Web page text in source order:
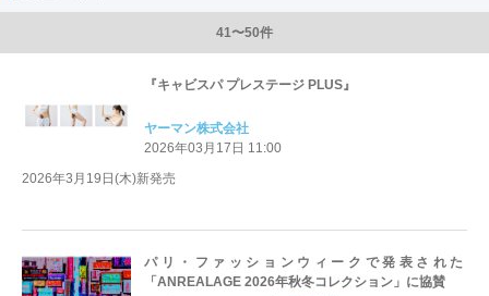
41〜50件
『キャビスパ プレステージ PLUS』
ヤーマン株式会社
2026年03月17日 11:00
2026年3月19日(木)新発売
パリ・ファッションウィークで発表された
「ANREALAGE 2026年秋冬コレクション」に協賛